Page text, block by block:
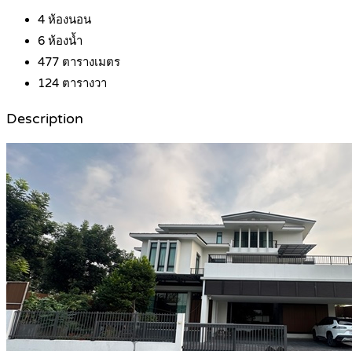
4 ห้องนอน
6 ห้องน้ำ
477 ตารางเมตร
124 ตารางวา
Description